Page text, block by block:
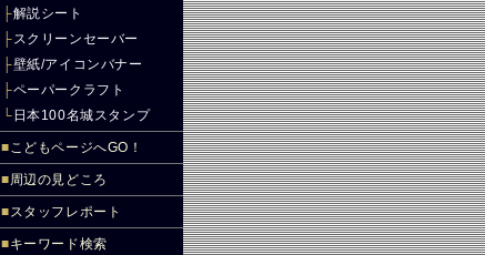
├解説シート
├スクリーンセーバー
├壁紙/アイコンバナー
├ペーパークラフト
└ 日本100名城スタンプ
■こどもページへGO！
■周辺の見どころ
■スタッフレポート
■キーワード検索